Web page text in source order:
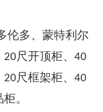
伦多、蒙特利尔
20尺开顶柜、 40
20尺框架柜、 40
。